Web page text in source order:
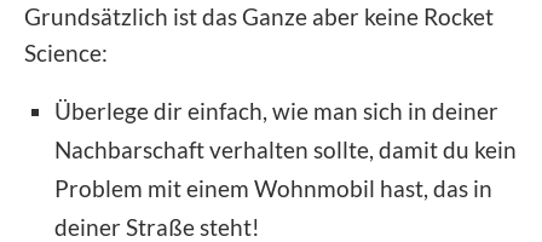
Grundsätzlich ist das Ganze aber keine Rocket
Science:
Überlege dir einfach, wie man sich in deiner
Nachbarschaft verhalten sollte, damit du kein
Problem mit einem Wohnmobil hast, das in
deiner Straße steht!